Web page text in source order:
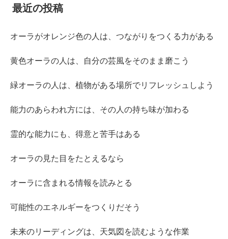
最近の投稿
オーラがオレンジ色の人は、つながりをつくる力がある
黄色オーラの人は、自分の芸風をそのまま磨こう
緑オーラの人は、植物がある場所でリフレッシュしよう
能力のあらわれ方には、その人の持ち味が加わる
霊的な能力にも、得意と苦手はある
オーラの見た目をたとえるなら
オーラに含まれる情報を読みとる
可能性のエネルギーをつくりだそう
未来のリーディングは、天気図を読むような作業